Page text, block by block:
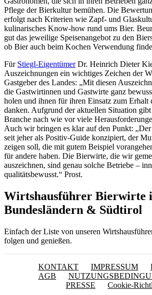
Pflege der Bierkultur bemühen. Die
erfolgt nach Kriterien wie Zapf- und
kulinarisches Know-how rund ums Bier.
gut das jeweilige Speisenangebot zu den
ob Bier auch beim Kochen Verwendung
Für Stiegl-EigentümerDr. Heinrich Dieter
Auszeichnungen ein wichtiges Zeichen der
Gastgeber des Landes: „Mit diesen
die Gastwirtinnen und Gastwirte ganz
holen und ihnen für ihren Einsatz zum Erhalt
danken. Aufgrund der aktuellen Situation gibt
Branche nach wie vor viele
Auch wir bringen es klar auf den Punkt:
seit jeher als Positiv-Guide konzipiert, der
zeigen soll, die mit gutem Beispiel
für andere haben. Die Bierwirte, die wir
auszeichnen, sind genau solche Betriebe –
qualitätsbewusst.“ Prost.
Wirtshausführer Bierwirte
Bundesländern & Südtirol
Einfach der Liste von unseren
folgen und genießen.
KONTAKT IMPRESSUM
AGB
PRESSE
Cookie-